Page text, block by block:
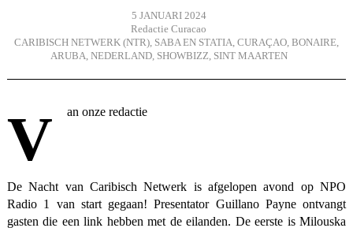
5 JANUARI 2024
Redactie Curacao
CARIBISCH NETWERK (NTR), SABA EN STATIA, CURAÇAO, BONAIRE,
ARUBA, NEDERLAND, SHOWBIZZ, SINT MAARTEN
Van onze redactie
De Nacht van Caribisch Netwerk is afgelopen avond op NPO
Radio 1 van start gegaan! Presentator Guillano Payne ontvangt
gasten die een link hebben met de eilanden. De eerste is Milouska